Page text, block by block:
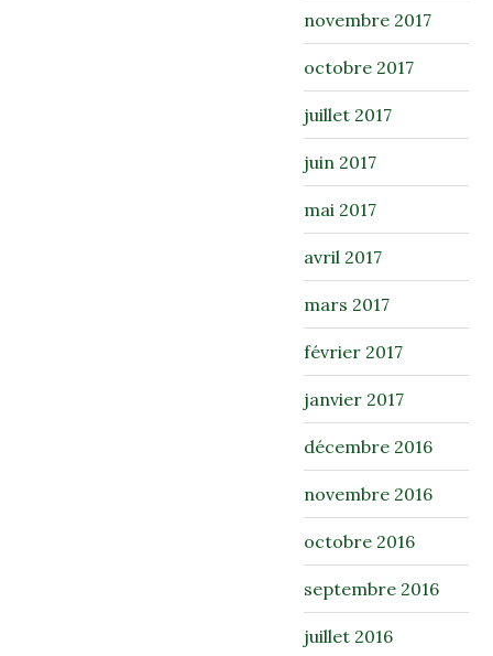
novembre 2017
octobre 2017
juillet 2017
juin 2017
mai 2017
avril 2017
mars 2017
février 2017
janvier 2017
décembre 2016
novembre 2016
octobre 2016
septembre 2016
juillet 2016